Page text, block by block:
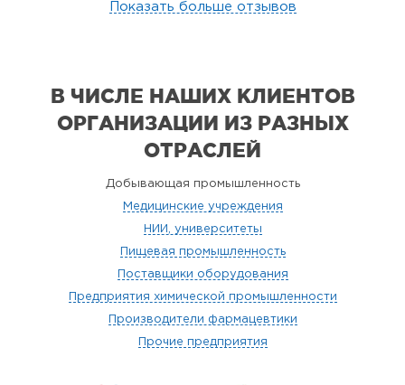
Показать больше отзывов
В ЧИСЛЕ НАШИХ КЛИЕНТОВ
ОРГАНИЗАЦИИ ИЗ РАЗНЫХ
ОТРАСЛЕЙ
Добывающая промышленность
Медицинские учреждения
НИИ, университеты
Пищевая промышленность
Поставщики оборудования
Предприятия химической промышленности
Производители фармацевтики
Прочие предприятия